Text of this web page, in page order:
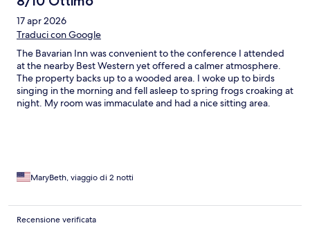
17 apr 2026
Traduci con Google
The Bavarian Inn was convenient to the conference I attended
at the nearby Best Western yet offered a calmer atmosphere.
The property backs up to a wooded area. I woke up to birds
singing in the morning and fell asleep to spring frogs croaking at
night. My room was immaculate and had a nice sitting area.
MaryBeth, viaggio di 2 notti
Recensione verificata